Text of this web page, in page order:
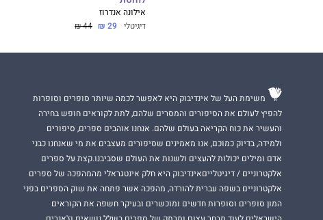
אילונה אנדרוז
דיגיטלי 29 ₪
44 ₪
משימת העל של אינדיבוק היא לאפשר לכמה שיותר סופרים וסופרות
להפיץ לעולם את הסיפורים והמסרים שלהם, לתת לקוראים חופש בחירה
והעשיר את כוח הקריאה בעולם שלהם. אנחנו אוהבים ספרים, סיפורים
ולמידה, בדיוק כמוכם, אנו מאמינים שסיפורים מעצבים את מי שאנחנו כבני
אדם ומילים יכולות להעצים ולשנות את העולם שסביבנו.קצת על ספרים
אלקטרוניים / דיגיטלייםאינדיבוק היא חלק אינטגראלי מהמהפכה של ספרים
אלקטרוניים בשפה עברית להורדה, מהפכה אשר פתחה את שוק הספרים בפני
המון סופרים וסופרות חדשים ומוכשרים ובעיקר חשפה את הקוראים